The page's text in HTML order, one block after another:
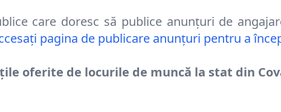
care doresc să publice anunțuri de
pagina de publicare anunțuri pentru a
oferite de locurile de muncă la stat din